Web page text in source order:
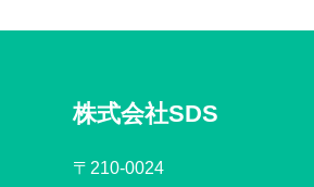
株式会社SDS
〒210-0024